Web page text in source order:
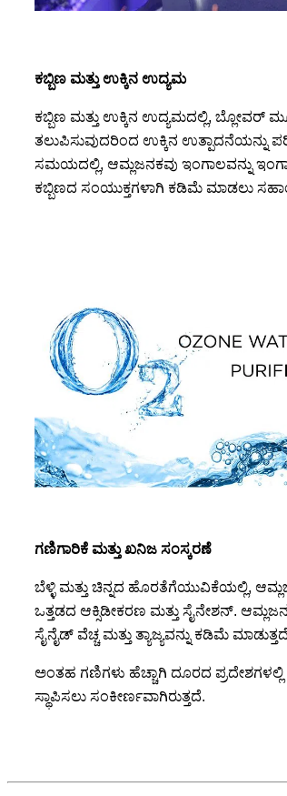
ಕಬ್ಬಿಣ ಮತ್ತು ಉಕ್ಕಿನ ಉದ್ಯಮ
ಕಬ್ಬಿಣ ಮತ್ತು ಉಕ್ಕಿನ ಉದ್ಯಮದಲ್ಲಿ, ಬ್ಲೋವರ್
ತಲುಪಿಸುವುದರಿಂದ ಉಕ್ಕಿನ ಉತ್ಪಾದನೆಯನ್ನು
ಸಮಯದಲ್ಲಿ, ಆಮ್ಲಜನಕವು ಇಂಗಾಲವನ್ನು
ಕಬ್ಬಿಣದ ಸಂಯುಕ್ತಗಳಾಗಿ ಕಡಿಮೆ ಮಾಡಲು
ಗಣಿಗಾರಿಕೆ ಮತ್ತು ಖನಿಜ ಸಂಸ್ಕರಣೆ
ಬೆಳ್ಳಿ ಮತ್ತು ಚಿನ್ನದ ಹೊರತೆಗೆಯುವಿಕೆಯಲ್ಲಿ,
ಒತ್ತಡದ ಆಕ್ಸಿಡೀಕರಣ ಮತ್ತು ಸೈನೇಶನ್.
ಸೈನೈಡ್ ವೆಚ್ಚ ಮತ್ತು ತ್ಯಾಜ್ಯವನ್ನು ಕಡಿಮೆ
ಅಂತಹ ಗಣಿಗಳು ಹೆಚ್ಚಾಗಿ ದೂರದ ಪ್ರದೇಶಗಳಲ್ಲಿ
ಸ್ಥಾಪಿಸಲು ಸಂಕೀರ್ಣವಾಗಿರುತ್ತದೆ.